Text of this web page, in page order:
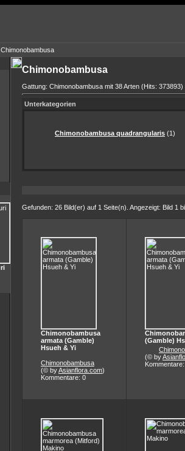
Chimonobambusa
Gattung: Chimonobambusa mit 38 Arten (Hits: 373893)
Unterkategorien
Chimonobambusa quadrangularis (1)
Gefunden: 26 Bild(er) auf 1 Seite(n). Angezeigt: Bild 1
Chimonobambusa
armata (Gamble)
Hsueh & Yi
Chimonobambusa
(© byAsianflora.com)
Kommentare: 0
(Gamble)
(© by